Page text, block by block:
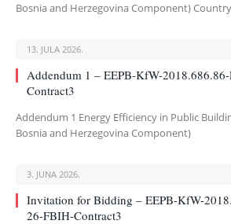
Bosnia and Herzegovina
13. JULA 2026.
Addendum 1 – EEPB-KfW-
Contract3
Addendum 1 Energy Efficiency in Public
Bosnia and Herzegovina Component)
3. JUNA 2026.
Invitation for Bidding – EEPB-KfW-
26-FBIH-Contract3